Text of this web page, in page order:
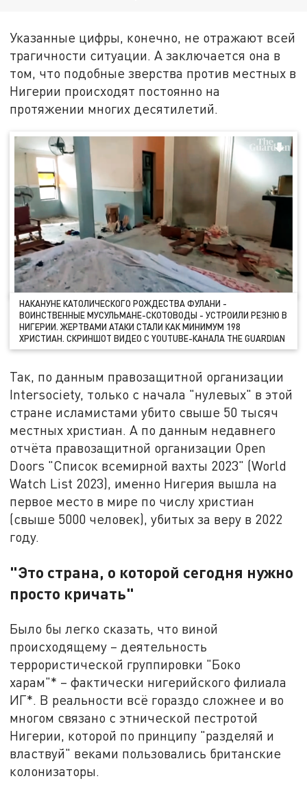
Указанные цифры, конечно, не отражают всей
трагичности ситуации. А заключается она в
том, что подобные зверства против местных в
Нигерии происходят постоянно на
протяжении многих десятилетий.
НАКАНУНЕ КАТОЛИЧЕСКОГО РОЖДЕСТВА ФУЛАНИ -
ВОИНСТВЕННЫЕ МУСУЛЬМАНЕ-СКОТОВОДЫ - УСТРОИЛИ РЕЗНЮ В
НИГЕРИИ. ЖЕРТВАМИ АТАКИ СТАЛИ КАК МИНИМУМ 198
ХРИСТИАН. СКРИНШОТ ВИДЕО С YOUTUBE-КАНАЛА THE GUARDIAN
Так, по данным правозащитной организации
Intersociety, только с начала "нулевых" в этой
стране исламистами убито свыше 50 тысяч
местных христиан. А по данным недавнего
отчёта правозащитной организации Open
Doors "Список всемирной вахты 2023" (World
Watch List 2023), именно Нигерия вышла на
первое место в мире по числу христиан
(свыше 5000 человек), убитых за веру в 2022
году.
"Это страна, о которой сегодня нужно
просто кричать"
Было бы легко сказать, что виной
происходящему – деятельность
террористической группировки "Боко
харам"* – фактически нигерийского филиала
ИГ*. В реальности всё гораздо сложнее и во
многом связано с этнической пестротой
Нигерии, которой по принципу "разделяй и
властвуй" веками пользовались британские
колонизаторы.